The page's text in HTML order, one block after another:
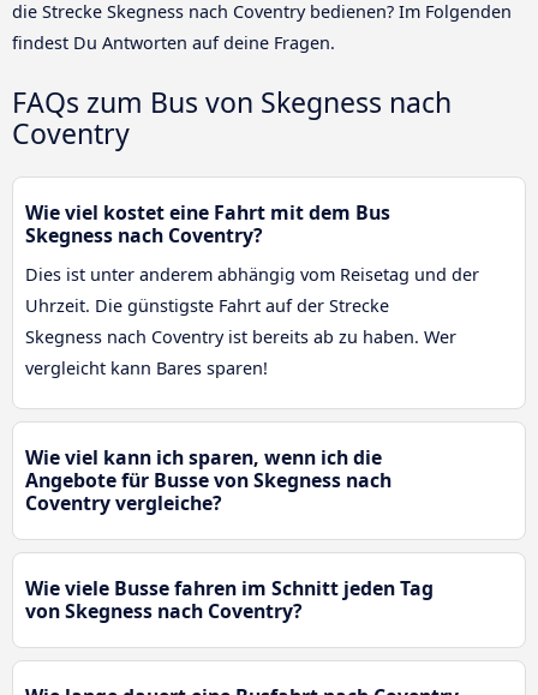
die Strecke Skegness nach Coventry bedienen? Im Folgenden
findest Du Antworten auf deine Fragen.
FAQs zum Bus von Skegness nach
Coventry
Wie viel kostet eine Fahrt mit dem Bus
Skegness nach Coventry?
Dies ist unter anderem abhängig vom Reisetag und der
Uhrzeit. Die günstigste Fahrt auf der Strecke
Skegness nach Coventry ist bereits ab zu haben. Wer
vergleicht kann Bares sparen!
Wie viel kann ich sparen, wenn ich die
Angebote für Busse von Skegness nach
Coventry vergleiche?
Wie viele Busse fahren im Schnitt jeden Tag
von Skegness nach Coventry?